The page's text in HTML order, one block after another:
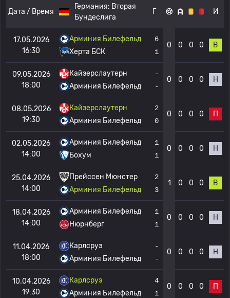
Дата / Время
Германия: Вторая
Бундеслига
Г И
17.05.2026
16:30
Арминия Билефельд
Херта БСК
6
1
0 0 0 0 В
09.05.2026
18:00
Кайзерслаутерн
Арминия Билефельд
-
-
0 0 0 0 Н
08.05.2026
19:30
Кайзерслаутерн
Арминия Билефельд
2
0
0 0 0 0 П
02.05.2026
14:00
Арминия Билефельд
Бохум
1
1
0 0 0 0 Н
25.04.2026
14:00
Прейссен Мюнстер
Арминия Билефельд
2
3
1 0 0 0 В
18.04.2026
14:00
Арминия Билефельд
Нюрнберг
1
1
0 0 0 0 Н
11.04.2026
18:00
Карлсруэ
Арминия Билефельд
-
-
0 0 0 0 Н
10.04.2026
19:30
Карлсруэ
Арминия Билефельд
4
1
0 0 0 0 П